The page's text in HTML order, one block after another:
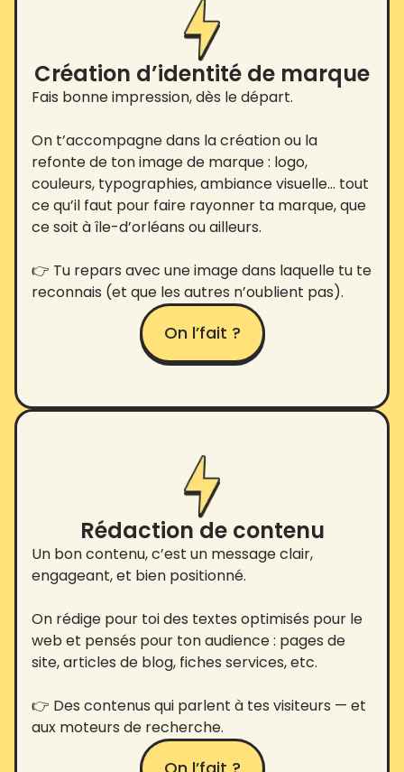
Création d’identité de marque
Fais bonne impression, dès le départ.
On t’accompagne dans la création ou la
refonte de ton image de marque : logo,
couleurs, typographies, ambiance visuelle… tout
ce qu’il faut pour faire rayonner ta marque, que
ce soit à île-d’orléans ou ailleurs.
👉 Tu repars avec une image dans laquelle tu te
reconnais (et que les autres n’oublient pas).
On l’fait ?
Rédaction de contenu
Un bon contenu, c’est un message clair,
engageant, et bien positionné.
On rédige pour toi des textes optimisés pour le
web et pensés pour ton audience : pages de
site, articles de blog, fiches services, etc.
👉 Des contenus qui parlent à tes visiteurs — et
aux moteurs de recherche.